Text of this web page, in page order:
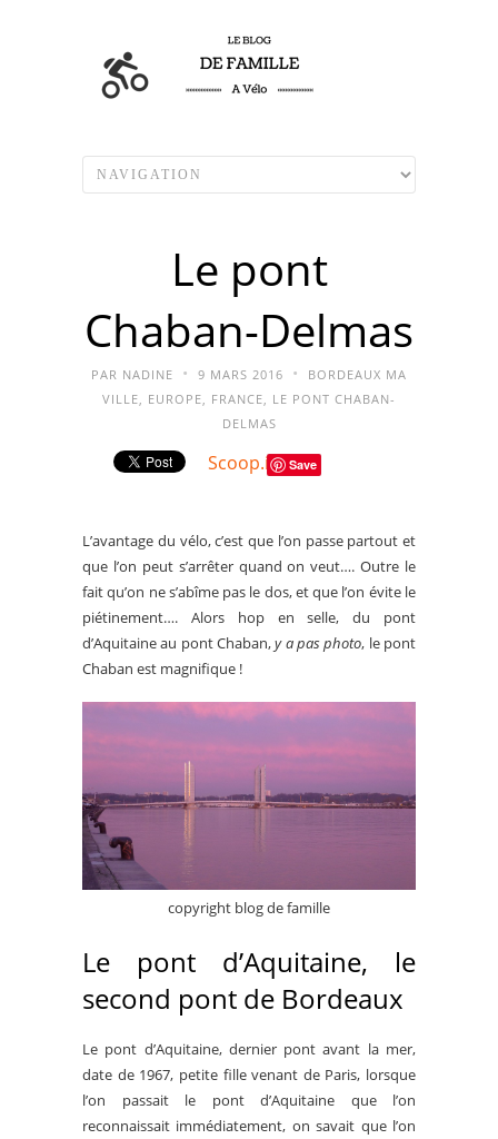
Le pont
Chaban-Delmas
PAR NADINE • 9 MARS 2016 •
BORDEAUX MA
VILLE, EUROPE, FRANCE, LE PONT CHABAN-
DELMAS
Scoop.it Save
L’avantage du vélo, c’est que l’on passe partout et
que l’on peut s’arrêter quand on veut…. Outre le
fait qu’on ne s’abîme pas le dos, et que l’on évite le
piétinement…. Alors hop en selle, du pont
d’Aquitaine au pont Chaban,y a pas photo, le pont
Chaban est magnifique !
copyright blog de famille
Le pont d’Aquitaine, le
second pont de Bordeaux
Le pont d’Aquitaine, dernier pont avant la mer,
date de 1967, petite fille venant de Paris, lorsque
l’on passait le pont d’Aquitaine que l’on
reconnaissait immédiatement, on savait que l’on